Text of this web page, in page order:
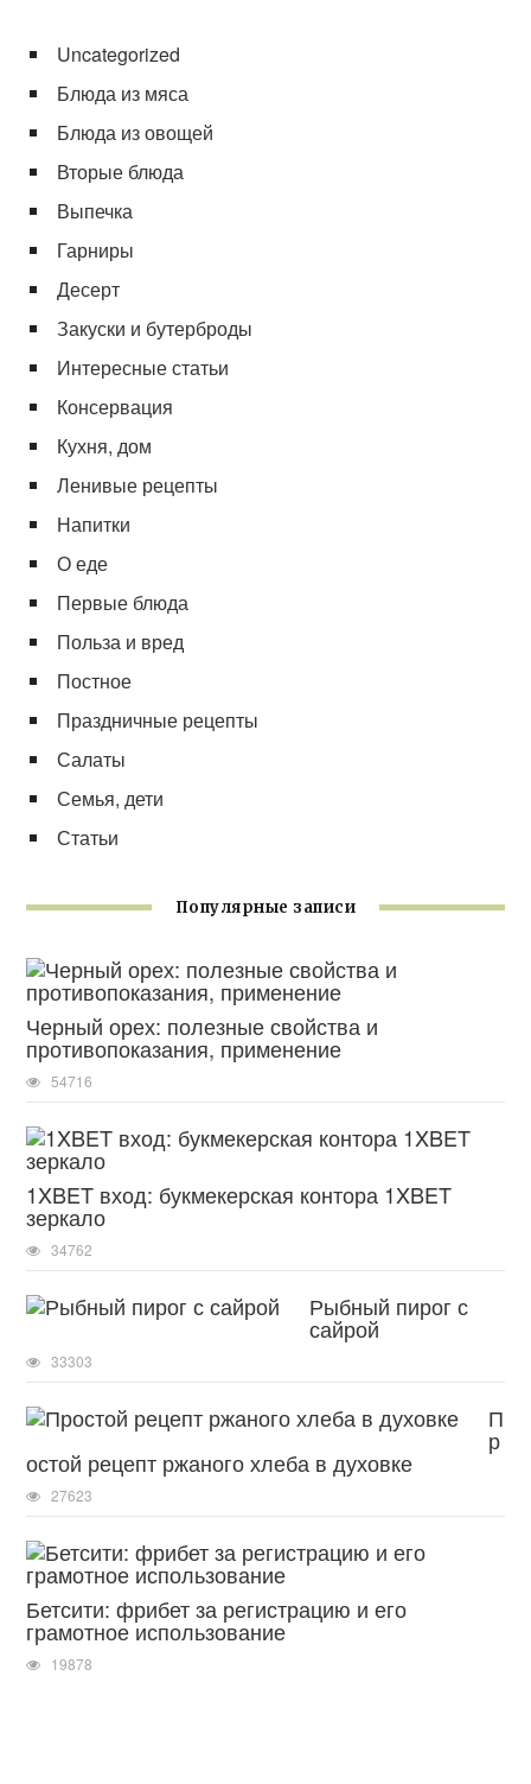
Uncategorized
Блюда из мяса
Блюда из овощей
Вторые блюда
Выпечка
Гарниры
Десерт
Закуски и бутерброды
Интересные статьи
Консервация
Кухня, дом
Ленивые рецепты
Напитки
О еде
Первые блюда
Польза и вред
Постное
Праздничные рецепты
Салаты
Семья, дети
Статьи
Популярные записи
Черный орех: полезные свойства и
противопоказания, применение
54716
1XBET вход: букмекерская контора 1XBET
зеркало
34762
Рыбный пирог с
сайрой
33303
П
р
остой рецепт ржаного хлеба в духовке
27623
Бетсити: фрибет за регистрацию и его
грамотное использование
19878